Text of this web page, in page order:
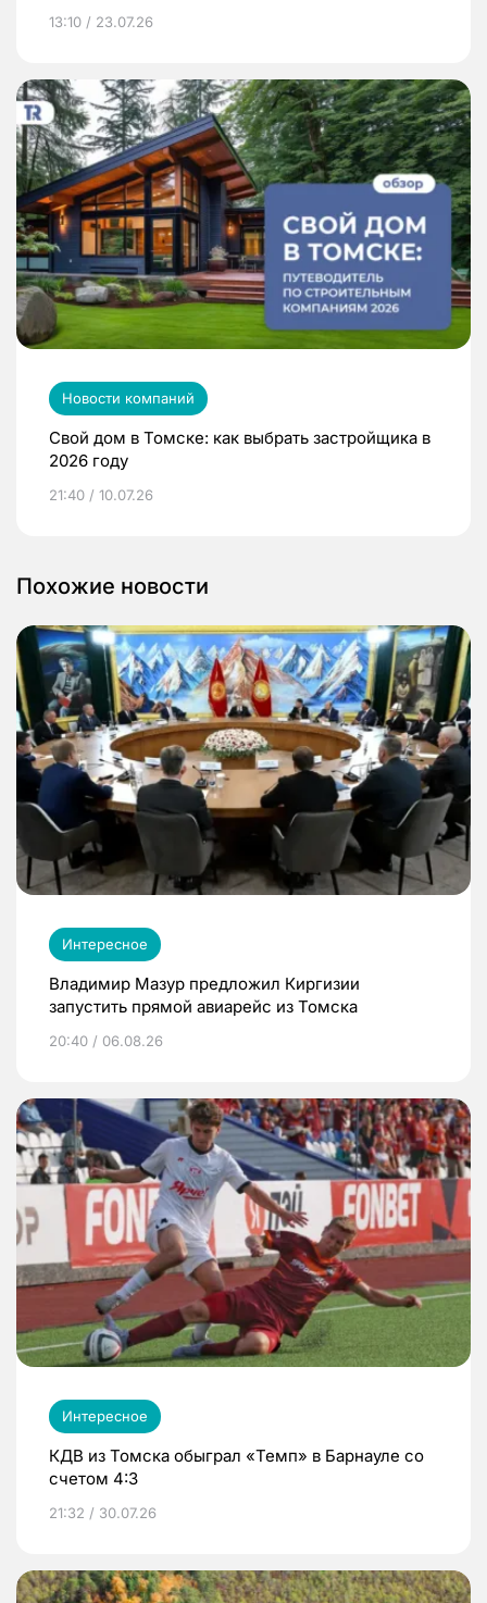
13:10 / 23.07.26
Новости компаний
Свой дом в Томске: как выбрать застройщика в
2026 году
21:40 / 10.07.26
Похожие новости
Интересное
Владимир Мазур предложил Киргизии
запустить прямой авиарейс из Томска
20:40 / 06.08.26
Интересное
КДВ из Томска обыграл «Темп» в Барнауле со
счетом 4:3
21:32 / 30.07.26